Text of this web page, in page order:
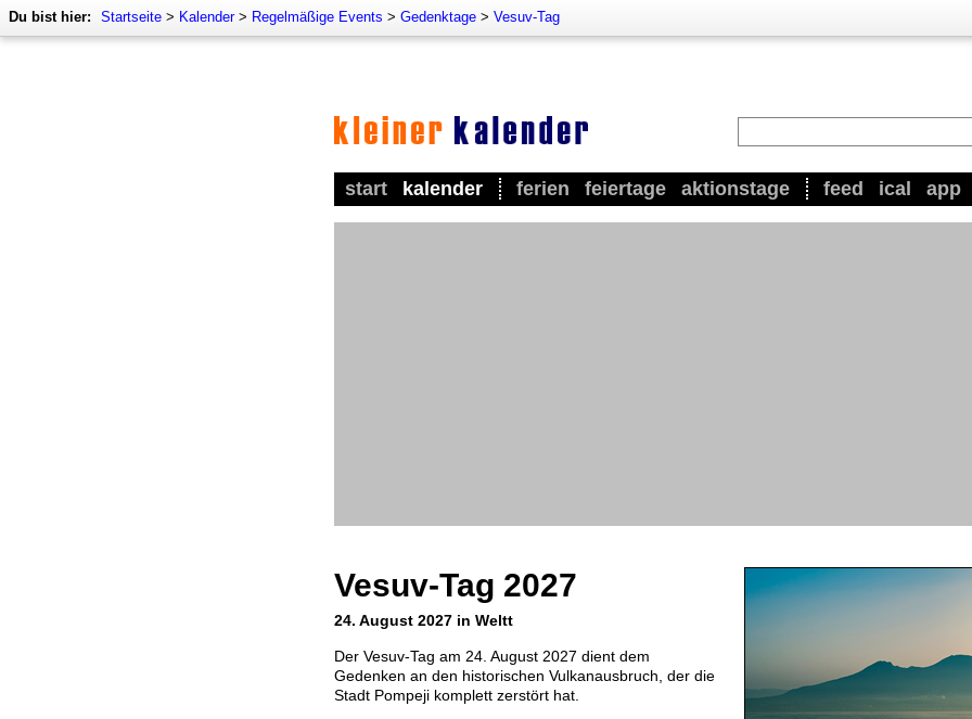
Du bist hier: Startseite > Kalender> Regelmäßige Events > Gedenktage > Vesuv-Tag
start kalender ferien feiertage aktionstage feed ical app
Vesuv-Tag 2027
24. August 2027 in Weltt
Der Vesuv-Tag am 24. August 2027 dient dem
Gedenken an den historischen Vulkanausbruch, der die
Stadt Pompeji komplett zerstört hat.